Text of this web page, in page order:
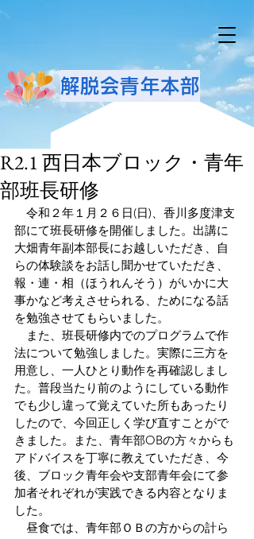
解脱会青年本部
R2.1 西日本ブロック・青年
部班長研修
令和２年１月２６日(日)、香川多度津支
部にて班長研修を開催しました。出講に
大畑青年副本部長にお越しいただき、自
らの体験談をお話し聞かせていただき、
報・連・相（ほうれんそう）がいかに大
事かなど考えさせられる、ためになる話
を勉強させてもらいました。
また、班長研修内でのプログラムで作
法について勉強しました。実際に三方を
用意し、一人ひとり動作を再確認しまし
た。普段当たり前のようにしている動作
でも少し違って覚えていた所もあったり
したので、今回正しく学び直すことがで
きました。また、青年部OBの方々からも
アドバイスを丁寧に教えていただき、今
後、ブロック青年会や支部青年会にて参
加者それぞれが実践できる内容となりま
した。
昼食では、青年部ＯＢの方からの計ら